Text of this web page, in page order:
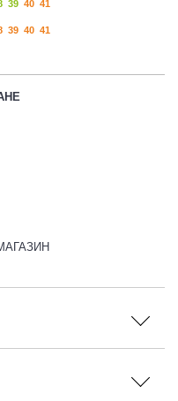
39 40 41
39 40 41